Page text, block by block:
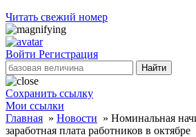
Читать свежий номер
Войти Регистрация
Найти
Сохранить ссылку
Мои ссылки
Главная » Новости » Номинальная
заработная плата работников в октябре